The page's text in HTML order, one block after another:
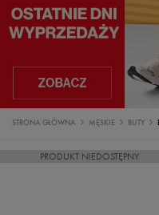
STRONA GŁÓWNA MĘSKIE BUTY
PRODUKT NIEDOSTĘPNY